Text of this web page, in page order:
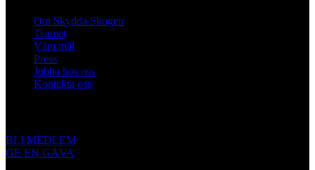
Om Skydda Skogen
Teamet
Våra mål
Press
Jobba hos oss
Kontakta oss
BLI MEDLEM
GE EN GÅVA